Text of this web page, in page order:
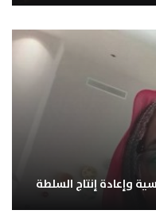
وإعادة إنتاج السلطة